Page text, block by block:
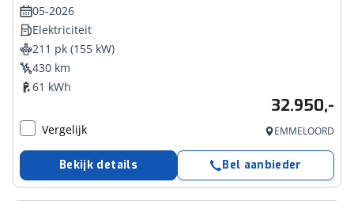
05-2026
Elektriciteit
211 pk (155 kW)
430 km
61 kWh
32.950,-
Vergelijk EMMELOORD
Bekijk details Bel aanbieder